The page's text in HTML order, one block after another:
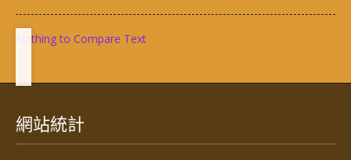
Nothing to Compare Text
網站統計